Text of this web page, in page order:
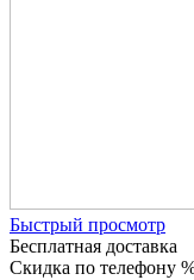
Быстрый просмотр
Бесплатная доставка
Скидка по телефону